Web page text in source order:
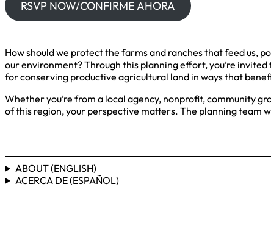
RSVP NOW/CONFIRME AHORA
How should we protect the farms and ranches that feed us,
our environment? Through this planning effort, you’re
for conserving productive agricultural land in ways that
Whether you’re from a local agency, nonprofit, community
of this region, your perspective matters. The planning team
ABOUT (ENGLISH)
ACERCA DE (ESPAÑOL)